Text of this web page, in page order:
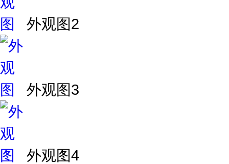
外观图2
外观图3
外观图4